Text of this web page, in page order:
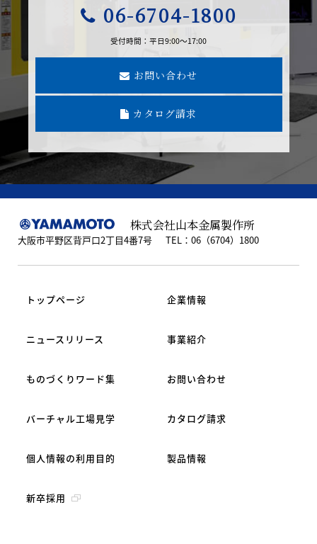
金属積層造形材
料評価試験サー
ビス
サービス
加工技術
サービス
06-6704-1800
受付時間：平日9:00～17:00
お問い合わせ
カタログ請求
株式会社山本金属製作所
大阪市平野区背戸口2丁目4番7号 TEL：06（6704）1800
トップページ
ニュースリリース
ものづくりワード集
バーチャル工場見学
個人情報の利用目的
新卒採用
企業情報
事業紹介
お問い合わせ
カタログ請求
製品情報